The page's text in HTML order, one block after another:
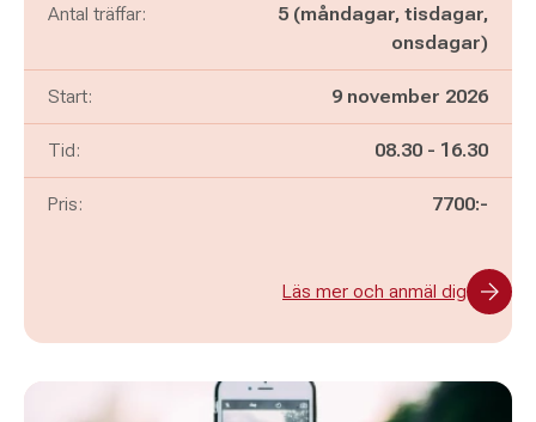
Antal träffar:
5 (måndagar, tisdagar,
onsdagar)
Start: 9 november 2026
Tid: Pågår mellan
08.30 - och
16.30
Pris: 7700:-
Läs mer och anmäl dig